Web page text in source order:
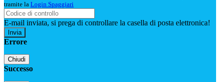
tramite la Login Spaggiari
E-mail inviata, si prega di controllare la casella di posta elettronica!
Errore
Chiudi
Successo